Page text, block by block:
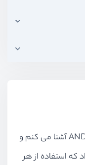
آشنا می کنم و
استفاده از هر